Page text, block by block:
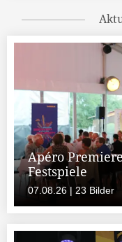
Apéro
Festspiele
07.08.26 | 23 Bilder